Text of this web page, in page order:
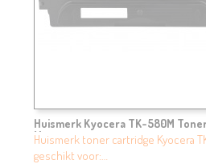
Huismerk Kyocera TK-580M
Magenta
Huismerk toner cartridge Kyocera
geschikt voor:…